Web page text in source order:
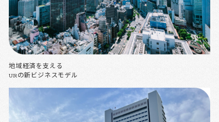
地域経済を支える
URの新ビジネスモデル